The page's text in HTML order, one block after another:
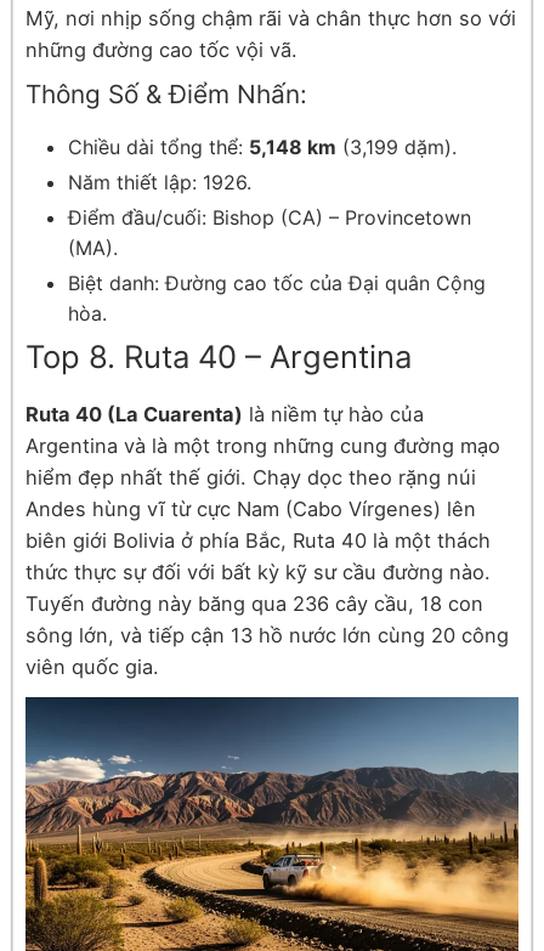
Mỹ, nơi nhịp sống chậm rãi và chân thực hơn so với
những đường cao tốc vội vã.
Thông Số & Điểm Nhấn:
Chiều dài tổng thể: 5,148 km (3,199 dặm).
Năm thiết lập: 1926.
Điểm đầu/cuối: Bishop (CA) – Provincetown
(MA).
Biệt danh: Đường cao tốc của Đại quân Cộng
hòa.
Top 8. Ruta 40 – Argentina
Ruta 40 (La Cuarenta) là niềm tự hào của
Argentina và là một trong những cung đường mạo
hiểm đẹp nhất thế giới. Chạy dọc theo rặng núi
Andes hùng vĩ từ cực Nam (Cabo Vírgenes) lên
biên giới Bolivia ở phía Bắc, Ruta 40 là một thách
thức thực sự đối với bất kỳ kỹ sư cầu đường nào.
Tuyến đường này băng qua 236 cây cầu, 18 con
sông lớn, và tiếp cận 13 hồ nước lớn cùng 20 công
viên quốc gia.